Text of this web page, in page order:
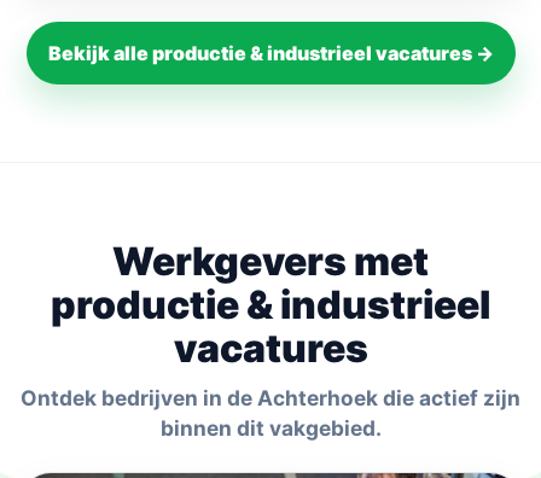
Bekijk alle productie & industrieel vacatures →
Werkgevers met
productie & industrieel
vacatures
Ontdek bedrijven in de Achterhoek die actief zijn
binnen dit vakgebied.